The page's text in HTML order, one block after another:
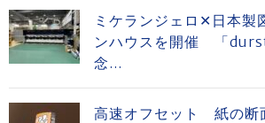
ミケランジェロ✕日本
ンハウスを開催 「
念...
高速オフセット 紙の断